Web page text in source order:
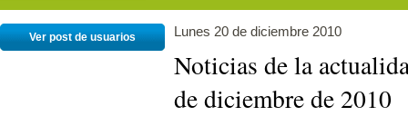
Ver post de usuarios Lunes 20 de diciembre 2010
Noticias de la
de diciembre de 2010